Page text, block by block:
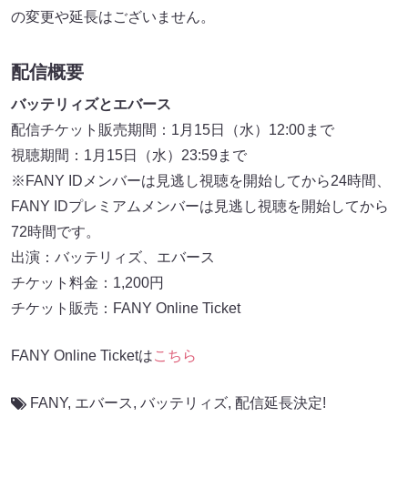
の変更や延長はございません。
配信概要
バッテリィズとエバース
配信チケット販売期間：1月15日（水）12:00まで
視聴期間：1月15日（水）23:59まで
※FANY IDメンバーは見逃し視聴を開始してから24時間、
FANY IDプレミアムメンバーは見逃し視聴を開始してから
72時間です。
出演：バッテリィズ、エバース
チケット料金：1,200円
チケット販売：FANY Online Ticket
FANY Online Ticketはこちら
FANY, エバース, バッテリィズ, 配信延長決定!